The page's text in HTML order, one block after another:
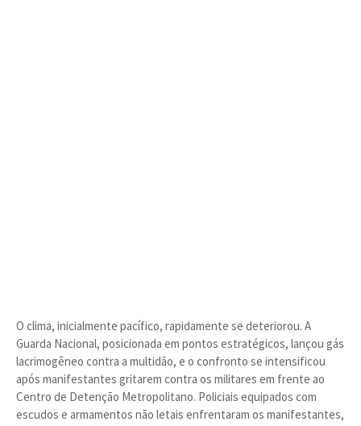
O clima, inicialmente pacífico, rapidamente se deteriorou. A
Guarda Nacional, posicionada em pontos estratégicos, lançou gás
lacrimogêneo contra a multidão, e o confronto se intensificou
após manifestantes gritarem contra os militares em frente ao
Centro de Detenção Metropolitano. Policiais equipados com
escudos e armamentos não letais enfrentaram os manifestantes,